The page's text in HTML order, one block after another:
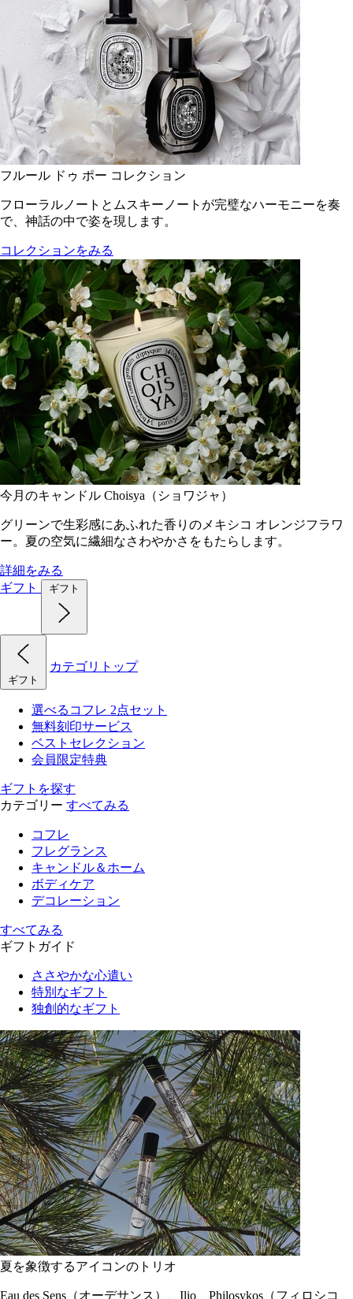
フルール ドゥ ポー コレクション
フローラルノートとムスキーノートが完璧なハーモニーを奏
で、神話の中で姿を現します。
コレクションをみる
今月のキャンドル Choisya（ショワジャ）
グリーンで生彩感にあふれた香りのメキシコ オレンジフラワ
ー。夏の空気に繊細なさわやかさをもたらします。
詳細をみる
ギフト
ギフト
ギフト
カテゴリトップ
選べるコフレ 2点セット
無料刻印サービス
ベストセレクション
会員限定特典
ギフトを探す
カテゴリー すべてみる
コフレ
フレグランス
キャンドル＆ホーム
ボディケア
デコレーション
すべてみる
ギフトガイド
ささやかな心遣い
特別なギフト
独創的なギフト
夏を象徴するアイコンのトリオ
Eau des Sens（オーデサンス）、Ilio、Philosykos（フィロシコ